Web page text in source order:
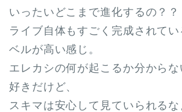
いったいどこまで進化するの？？
ライブ自体もすごく完成されて
ベルが高い感じ。
エレカシの何が起こるか分からな
好きだけど、
スキマは安心して見ていられるな